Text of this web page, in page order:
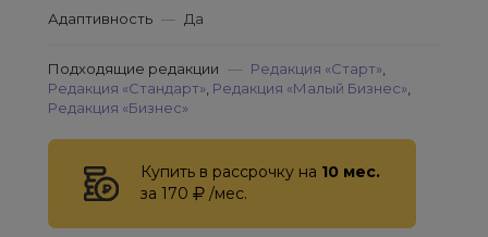
Адаптивность — Да
Подходящие редакции — Редакция «Старт»
Редакция «Стандарт» Редакция «Малый Бизнес»
Редакция «Бизнес»
Купить в рассрочку на 10 мес.
за 170
/мес.